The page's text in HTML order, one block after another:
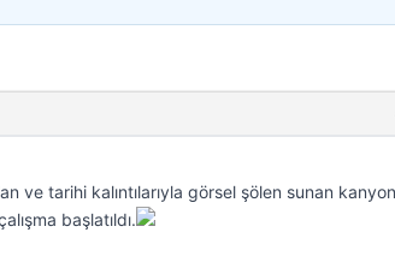
ve tarihi kalıntılarıyla görsel şölen sunan
başlatıldı.